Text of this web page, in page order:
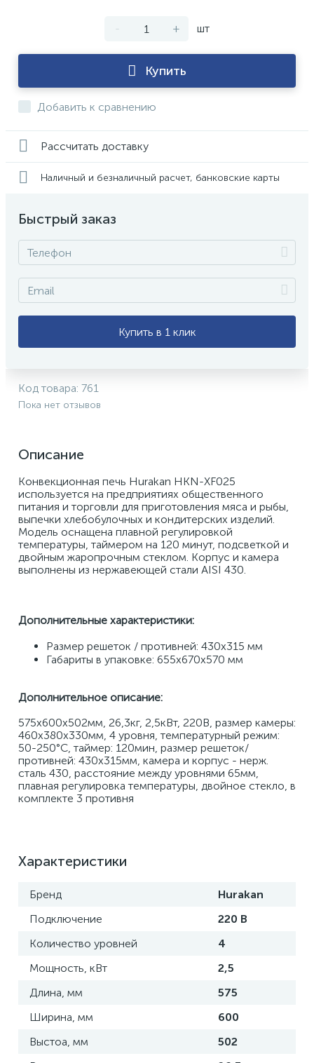
- + шт
Купить
Добавить к сравнению
Рассчитать доставку
Наличный и безналичный расчет, банковские карты
Быстрый заказ
Купить в 1 клик
Код товара: 761
Пока нет отзывов
Описание
Конвекционная печь Hurakan HKN-XF025
используется на предприятиях общественного
питания и торговли для приготовления мяса и рыбы,
выпечки хлебобулочных и кондитерских изделий.
Модель оснащена плавной регулировкой
температуры, таймером на 120 минут, подсветкой и
двойным жаропрочным стеклом. Корпус и камера
выполнены из нержавеющей стали AISI 430.
Дополнительные характеристики:
Размер решеток / противней: 430х315 мм
Габариты в упаковке: 655х670х570 мм
Дополнительное описание:
575х600х502мм, 26,3кг, 2,5кВт, 220В, размер камеры:
460х380х330мм, 4 уровня, температурный режим:
50-250°С, таймер: 120мин, размер решеток/
противней: 430х315мм, камера и корпус - нерж.
сталь 430, расстояние между уровнями 65мм,
плавная регулировка температуры, двойное стекло, в
комплекте 3 противня
Характеристики
Бренд
Hurakan
Подключение
220 В
Количество уровней
4
Мощность, кВт
2,5
Длина, мм
575
Ширина, мм
600
Выстоа, мм
502